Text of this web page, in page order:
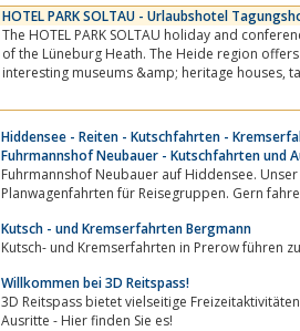
HOTEL PARK SOLTAU - Urlaubshotel
The HOTEL PARK SOLTAU holiday and
of the Lüneburg Heath. The Heide region offers
Hiddensee - Reiten - Kutschfahrten -
Fuhrmannshof Neubauer - Kutschfahrten und
Fuhrmannshof Neubauer auf Hiddensee.
Planwagenfahrten für Reisegruppen. Gern
Kutsch - und Kremserfahrten Bergmann
Kutsch- und Kremserfahrten in Prerow führen
Willkommen bei 3D Reitspass!
3D Reitspass bietet vielseitige Freizeitaktivitäten für Jung
Ausritte - Hier finden Sie es!